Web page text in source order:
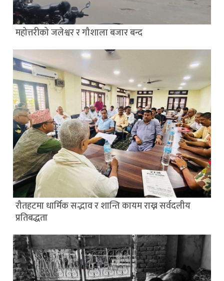
महोत्तरीको जलेश्वर र गौशाला बजार बन्द
रौतहटमा धार्मिक सद्भाव र शान्ति कायम राख्न सर्वदलीय
प्रतिबद्धता